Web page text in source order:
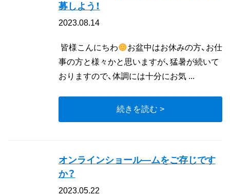
募しよう！
2023.08.14
皆様こんにちわ
お盆中はお休みの方、お仕
事の方と様々かと思いますが、猛暑が続いて
おりますので、体調には十分にお気 ...
続きを読む >
オンラインショール―ムをご存じです
か？
2023.05.22